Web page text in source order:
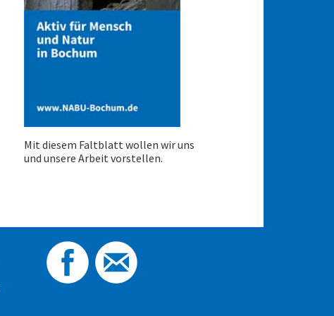
Mit diesem Faltblatt wollen wir uns
und unsere Arbeit vorstellen.